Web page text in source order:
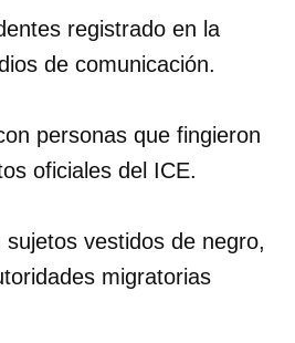
registrado en la
de comunicación.
personas que fingieron
oficiales del ICE.
vestidos de negro,
migratorias